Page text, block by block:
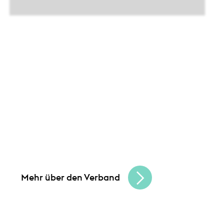
Mehr über den Verband